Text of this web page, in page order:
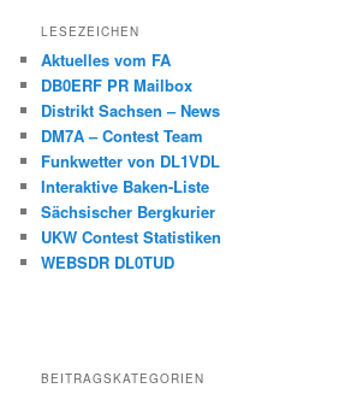
LESEZEICHEN
Aktuelles vom FA
DB0ERF PR Mailbox
Distrikt Sachsen – News
DM7A – Contest Team
Funkwetter von DL1VDL
Interaktive Baken-Liste
Sächsischer Bergkurier
UKW Contest Statistiken
WEBSDR DL0TUD
BEITRAGSKATEGORIEN